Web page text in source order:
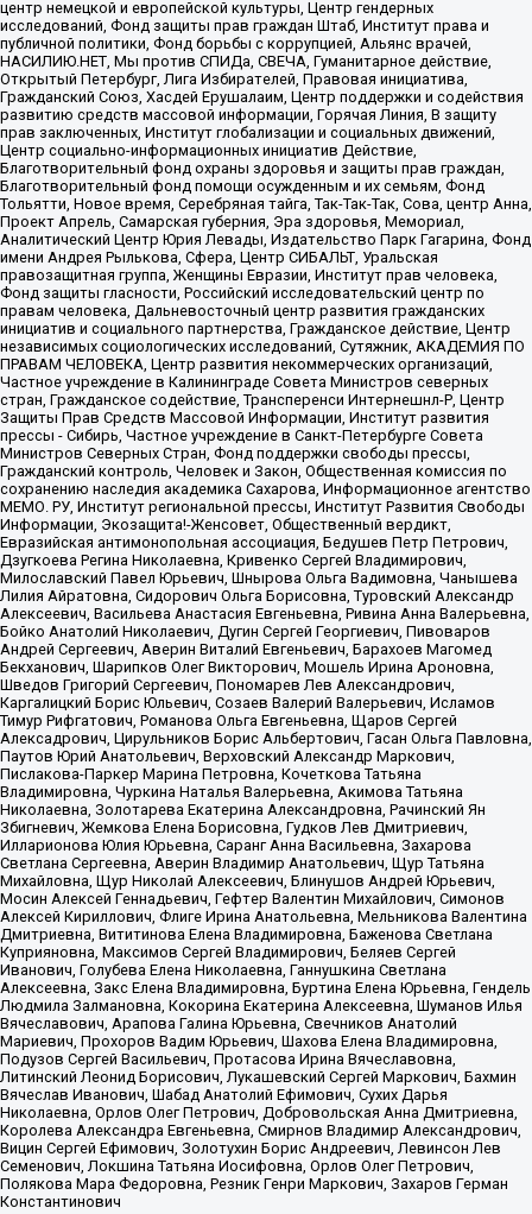
центр немецкой и европейской культуры, Центр гендерных
исследований, Фонд защиты прав граждан Штаб, Институт права и
публичной политики, Фонд борьбы с коррупцией, Альянс врачей,
НАСИЛИЮ.НЕТ, Мы против СПИДа, СВЕЧА, Гуманитарное действие,
Открытый Петербург, Лига Избирателей, Правовая инициатива,
Гражданский Союз, Хасдей Ерушалаим, Центр поддержки и содействия
развитию средств массовой информации, Горячая Линия, В защиту
прав заключенных, Институт глобализации и социальных движений,
Центр социально-информационных инициатив Действие,
Благотворительный фонд охраны здоровья и защиты прав граждан,
Благотворительный фонд помощи осужденным и их семьям, Фонд
Тольятти, Новое время, Серебряная тайга, Так-Так-Так, Сова, центр Анна,
Проект Апрель, Самарская губерния, Эра здоровья, Мемориал,
Аналитический Центр Юрия Левады, Издательство Парк Гагарина, Фонд
имени Андрея Рылькова, Сфера, Центр СИБАЛЬТ, Уральская
правозащитная группа, Женщины Евразии, Институт прав человека,
Фонд защиты гласности, Российский исследовательский центр по
правам человека, Дальневосточный центр развития гражданских
инициатив и социального партнерства, Гражданское действие, Центр
независимых социологических исследований, Сутяжник, АКАДЕМИЯ ПО
ПРАВАМ ЧЕЛОВЕКА, Центр развития некоммерческих организаций,
Частное учреждение в Калининграде Совета Министров северных
стран, Гражданское содействие, Трансперенси Интернешнл-Р, Центр
Защиты Прав Средств Массовой Информации, Институт развития
прессы - Сибирь, Частное учреждение в Санкт-Петербурге Совета
Министров Северных Стран, Фонд поддержки свободы прессы,
Гражданский контроль, Человек и Закон, Общественная комиссия по
сохранению наследия академика Сахарова, Информационное агентство
МЕМО. РУ, Институт региональной прессы, Институт Развития Свободы
Информации, Экозащита!-Женсовет, Общественный вердикт,
Евразийская антимонопольная ассоциация, Бедушев Петр Петрович,
Дзугкоева Регина Николаевна, Кривенко Сергей Владимирович,
Милославский Павел Юрьевич, Шнырова Ольга Вадимовна, Чанышева
Лилия Айратовна, Сидорович Ольга Борисовна, Туровский Александр
Алексеевич, Васильева Анастасия Евгеньевна, Ривина Анна Валерьевна,
Бойко Анатолий Николаевич, Дугин Сергей Георгиевич, Пивоваров
Андрей Сергеевич, Аверин Виталий Евгеньевич, Барахоев Магомед
Бекханович, Шарипков Олег Викторович, Мошель Ирина Ароновна,
Шведов Григорий Сергеевич, Пономарев Лев Александрович,
Каргалицкий Борис Юльевич, Созаев Валерий Валерьевич, Исламов
Тимур Рифгатович, Романова Ольга Евгеньевна, Щаров Сергей
Алексадрович, Цирульников Борис Альбертович, Гасан Ольга Павловна,
Паутов Юрий Анатольевич, Верховский Александр Маркович,
Пислакова-Паркер Марина Петровна, Кочеткова Татьяна
Владимировна, Чуркина Наталья Валерьевна, Акимова Татьяна
Николаевна, Золотарева Екатерина Александровна, Рачинский Ян
Збигневич, Жемкова Елена Борисовна, Гудков Лев Дмитриевич,
Илларионова Юлия Юрьевна, Саранг Анна Васильевна, Захарова
Светлана Сергеевна, Аверин Владимир Анатольевич, Щур Татьяна
Михайловна, Щур Николай Алексеевич, Блинушов Андрей Юрьевич,
Мосин Алексей Геннадьевич, Гефтер Валентин Михайлович, Симонов
Алексей Кириллович, Флиге Ирина Анатольевна, Мельникова Валентина
Дмитриевна, Вититинова Елена Владимировна, Баженова Светлана
Куприяновна, Максимов Сергей Владимирович, Беляев Сергей
Иванович, Голубева Елена Николаевна, Ганнушкина Светлана
Алексеевна, Закс Елена Владимировна, Буртина Елена Юрьевна, Гендель
Людмила Залмановна, Кокорина Екатерина Алексеевна, Шуманов Илья
Вячеславович, Арапова Галина Юрьевна, Свечников Анатолий
Мариевич, Прохоров Вадим Юрьевич, Шахова Елена Владимировна,
Подузов Сергей Васильевич, Протасова Ирина Вячеславовна,
Литинский Леонид Борисович, Лукашевский Сергей Маркович, Бахмин
Вячеслав Иванович, Шабад Анатолий Ефимович, Сухих Дарья
Николаевна, Орлов Олег Петрович, Добровольская Анна Дмитриевна,
Королева Александра Евгеньевна, Смирнов Владимир Александрович,
Вицин Сергей Ефимович, Золотухин Борис Андреевич, Левинсон Лев
Семенович, Локшина Татьяна Иосифовна, Орлов Олег Петрович,
Полякова Мара Федоровна, Резник Генри Маркович, Захаров Герман
Константинович